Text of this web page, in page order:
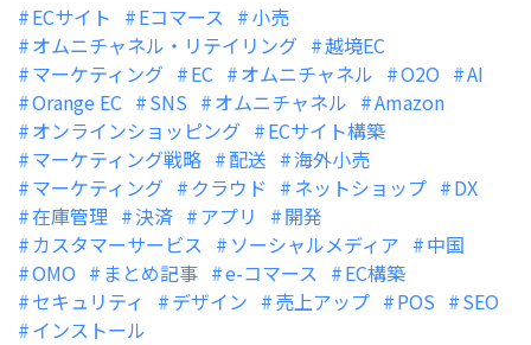
ECサイト Eコマース
小売
オムニチャネル・リテイリング
越境EC
マーケティング
EC オムニチャネル O2O
AI
Orange EC
SNS オムニチャネル
Amazon
オンラインショッピング
ECサイト構築
マーケティング戦略
配送
海外小売
マーケティング
クラウド ネットショップ
DX
在庫管理
決済 アプリ
開発
カスタマーサービス
ソーシャルメディア
中国
OMO
まとめ記事 e-コマース
EC構築
セキュリティ
デザイン 売上アップ POS
SEO
インストール